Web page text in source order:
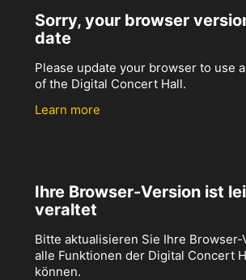
Sorry, your browser
date
Please update your browser to use
of the Digital Concert Hall.
Learn more
Ihre Browser-Version ist
veraltet
Bitte aktualisieren Sie Ihre Browser-
alle Funktionen der Digital Concert
können.